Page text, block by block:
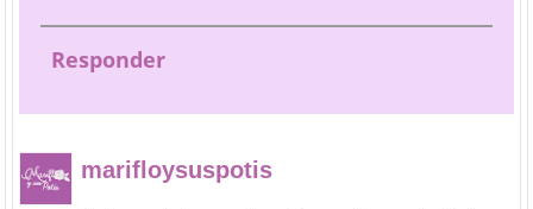
Responder
marifloysuspotis